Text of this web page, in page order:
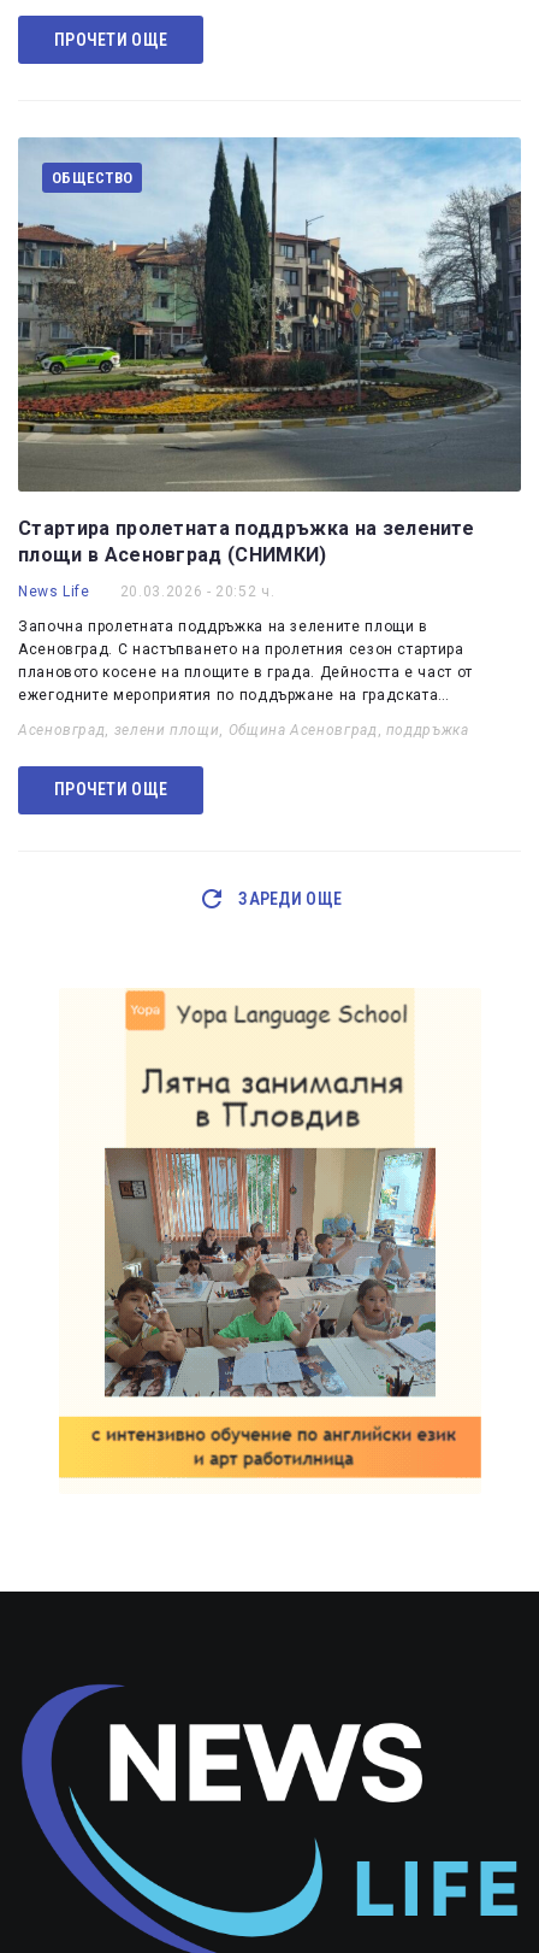
ПРОЧЕТИ ОЩЕ
ОБЩЕСТВО
Стартира пролетната поддръжка на зелените
площи в Асеновград (СНИМКИ)
News Life 20.03.2026 - 20:52 ч.
Започна пролетната поддръжка на зелените площи в
Асеновград. С настъпването на пролетния сезон стартира
плановото косене на площите в града. Дейността е част от
ежегодните мероприятия по поддържане на градската…
Асеновград зелени площи Община Асеновград поддръжка
ПРОЧЕТИ ОЩЕ
ЗАРЕДИ ОЩЕ